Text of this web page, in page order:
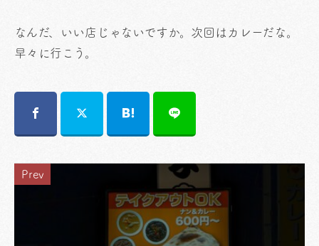
なんだ、いい店じゃないですか。次回はカレーだな。
早々に行こう。
Prev